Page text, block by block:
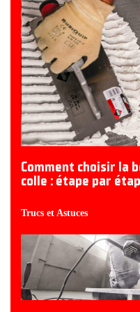
Comment choisir la
colle : étape par
Trucs et Astuces